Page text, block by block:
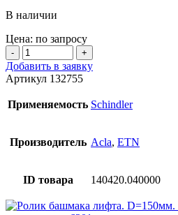
В наличии
Цена: по запросу
Количество
товара
Ролик
башмака
лифта.
d=25мм.
6205RS.
Добавить в заявку
Артикул 132755
Применяемость Schindler
Производитель Acla, ETN
ID товара 140420.040000